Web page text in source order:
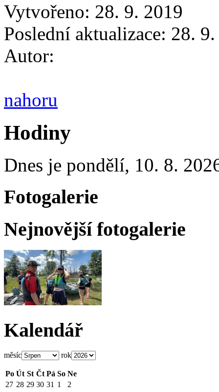
Vytvořeno: 28. 9. 2019
Poslední aktualizace: 28.
Autor:
nahoru
Hodiny
Dnes je pondělí, 10. 8.
Fotogalerie
Nejnovější fotogalerie
Kalendář
měsíc rok
Po Út St Čt Pá So Ne
27 28 29 30 31 1
2